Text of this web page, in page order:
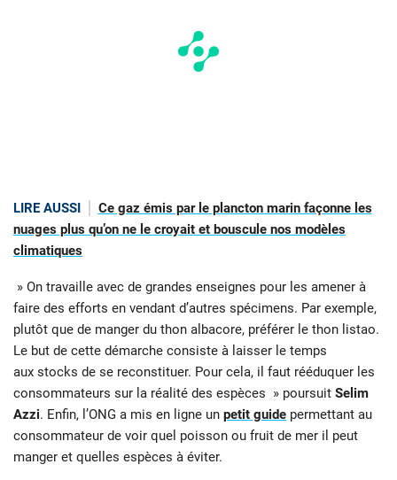
LIRE AUSSI
Ce gaz émis par le plancton marin façonne les
nuages plus qu’on ne le croyait et bouscule nos modèles
climatiques
» On travaille avec de grandes enseignes pour les amener à
faire des efforts en vendant d’autres spécimens. Par exemple,
plutôt que de manger du thon albacore, préférer le thon listao.
Le but de cette démarche consiste à laisser le temps
aux stocks de se reconstituer. Pour cela, il faut rééduquer les
consommateurs sur la réalité des espèces » poursuit Selim
Azzi. Enfin, l’ONG a mis en ligne un petit guide permettant au
consommateur de voir quel poisson ou fruit de mer il peut
manger et quelles espèces à éviter.